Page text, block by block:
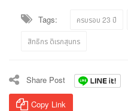
Tags: ครบรอบ 23 ปี
สิทธิกร ดิเรกสุนทร
Share Post
Copy Link